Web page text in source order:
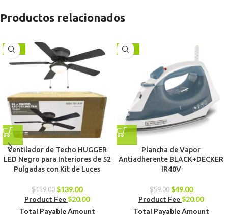
Productos relacionados
-13%
Ventilador de Techo HUGGER
LED Negro para Interiores de 52
Pulgadas con Kit de Luces
$159.00 $139.00
Product Fee$20.00
Total Payable Amount
-17%
Plancha de Vapor
Antiadherente BLACK+DECKER
IR40V
$59.00 $49.00
Product Fee$20.00
Total Payable Amount